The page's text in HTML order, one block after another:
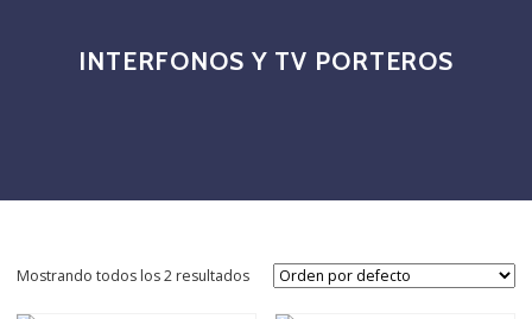
INTERFONOS Y TV PORTEROS
Mostrando todos los 2 resultados